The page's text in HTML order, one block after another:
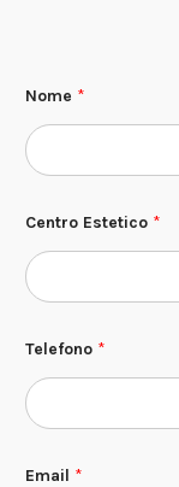
Nome *
a
e
l
C
n
t
E
Centro Estetico *
Telefono *
Email *